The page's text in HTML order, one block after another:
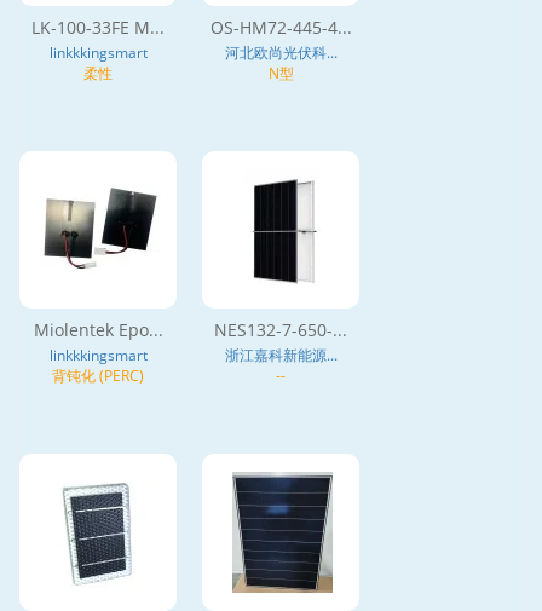
LK-100-33FE M...
linkkkingsmart
柔性
OS-HM72-445-4...
河北欧尚光伏科...
N型
Miolentek Epo...
linkkkingsmart
背钝化 (PERC)
NES132-7-650-...
浙江嘉科新能源...
--